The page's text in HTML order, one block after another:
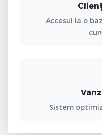
Accesul la o
Sistem